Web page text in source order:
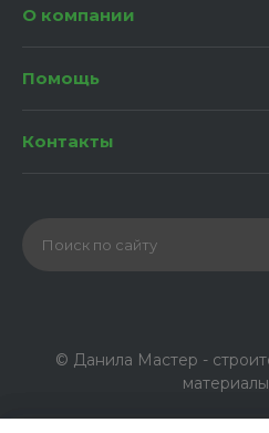
О компании
Помощь
Контакты
© Данила Мастер -